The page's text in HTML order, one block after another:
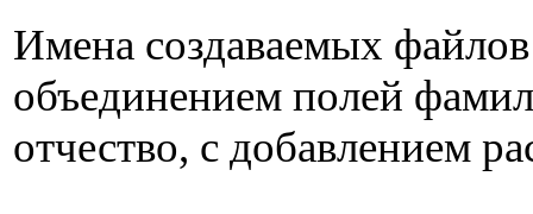
Имена создаваемых
объединением полей
отчество, с добавлением